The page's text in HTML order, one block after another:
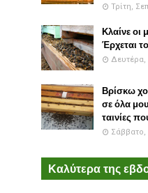
Τρίτη,
Κλαίνε οι
Έρχεται
Δευτέρα,
Βρίσκω
σε όλα
ταινίες
Σάββατο,
Καλύτερα της